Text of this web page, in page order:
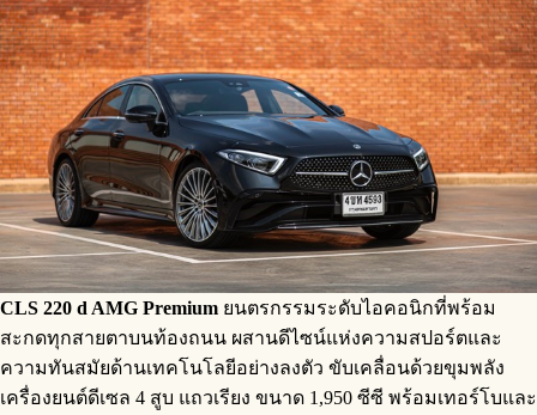
CLS 220 d AMG Premium ยนตรกรรมระดับไอคอนิกที่พร้อม
สะกดทุกสายตาบนท้องถนน ผสานดีไซน์แห่งความสปอร์ตและ
ความทันสมัยด้านเทคโนโลยีอย่างลงตัว ขับเคลื่อนด้วยขุมพลัง
เครื่องยนต์ดีเซล 4 สูบ แถวเรียง ขนาด 1,950 ซีซี พร้อมเทอร์โบและ